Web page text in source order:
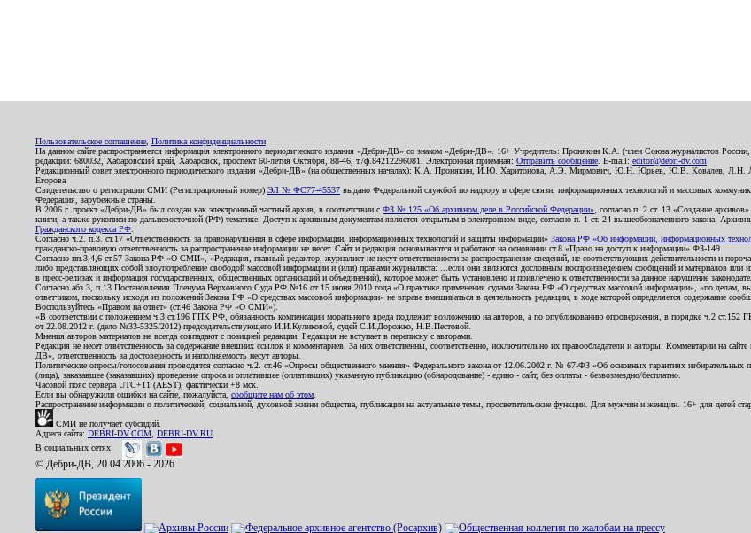
Пользовательское соглашение Политика конфиденциальности
На данном сайте распространяется информация электронного периодического издания «Дебри-ДВ» со знаком «Дебри-ДВ». 16+ Учредитель: Пронякин К.А. (член Союза журналистов
редакции: 680032, Хабаровский край, Хабаровск, проспект 60-летия Октября, 88-46, т./ф.84212296081. Электронная приемная: Отправить сообщение . E-mail: editor@debri-dv.com
Редакционный совет электронного периодического издания «Дебри-ДВ» (на общественных началах): К.А. Пронякин, И.Ю. Харитонова, А.Э. Мирмович, Ю.Н. Юрьев, Ю.В. Ковалев,
Егорова
Свидетельство о регистрации СМИ (Регистрационный номер) ЭЛ № ФС77-45537 выдано Федеральной службой по надзору в сфере связи, информационных технологий и массовых
Федерация, зарубежные страны.
В 2006 г. проект «Дебри-ДВ» был создан как электронный частный архив, в соответствии с ФЗ № 125 «Об архивном деле в Российской Федерации» , согласно п. 2 ст. 13 «Создание
книги, а также рукописи по дальневосточной (РФ) тематике. Доступ к архивным документам является открытым в электронном виде, согласно п. 1 ст. 24 вышеобозначенного закона.
Гражданского кодекса РФ
Согласно ч.2. п.3. ст.17 «Ответственность за правонарушения в сфере информации, информационных технологий и защиты информации» Закона РФ «Об информации, информационных
гражданско-правовую ответственность за распространение информации не несет. Сайт и редакция основываются и работают на основании ст.8 «Право на доступ к информации» ФЗ-149.
Согласно пп.3,4,6 ст.57 Закона РФ «О СМИ», «Редакция, главный редактор, журналист не несут ответственности за распространение сведений, не соответствующих действительности и
либо представляющих собой злоупотребление свободой массовой информации и (или) правами журналиста: ...если они являются дословным воспроизведением сообщений и материалов
в пресс-релизах и информация государственных, общественных организаций и объединений), которое может быть установлено и привлечено к ответственности за данное нарушение
Согласно абз.3, п.13 Постановления Пленума Верховного Суда РФ №16 от 15 июня 2010 года «О практике применения судами Закона РФ «О средствах массовой информации», «по делам,
ответчиком, поскольку исходя из положений Закона РФ «О средствах массовой информации» не вправе вмешиваться в деятельность редакции, в ходе которой определяется содержание
Воспользуйтесь «Правом на ответ» (ст.46 Закона РФ «О СМИ»).
«В соответствии с положением ч.3 ст.196 ГПК РФ, обязанность компенсации морального вреда подлежит возложению на авторов, а по опубликованию опровержения, в порядке ч.2 ст.152
от 22.08.2012 г. (дело №33-5325/2012) председательствующего И.И.Куликовой, судей С.И.Дорожко, Н.В.Пестовой.
Мнения авторов материалов не всегда совпадают с позицией редакции. Редакция не вступает в переписку с авторами.
Редакция не несет ответственность за содержание внешних ссылок и комментариев. За них ответственны, соответственно, исключительно их правообладатели и авторы. Комментарии на
ДВ», ответственность за достоверность и наполняемость несут авторы.
Политические опросы/голосования проводятся согласно ч.2. ст.46 «Опросы общественного мнения» Федерального закона от 12.06.2002 г. № 67-ФЗ «Об основных гарантиях избирательных
(лица), заказавшее (заказавших) проведение опроса и оплатившее (оплативших) указанную публикацию (обнародование) - едино - сайт, без оплаты - безвозмездно/бесплатно.
Часовой пояс сервера UTC+11 (AEST), фактически +8 мск.
Если вы обнаружили ошибки на сайте, пожалуйста, сообщите нам об этом
Распространение информации о политической, социальной, духовной жизни общества, публикации на актуальные темы, просветительские функции. Для мужчин и женщин. 16+ для детей
СМИ не получает субсидий.
Адреса сайта: DEBRI-DV.COM DEBRI-DV.RU
В социальных сетях:
© Дебри-ДВ, 20.04.2006 - 2026